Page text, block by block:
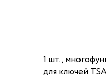
1 шт.,
для ключей